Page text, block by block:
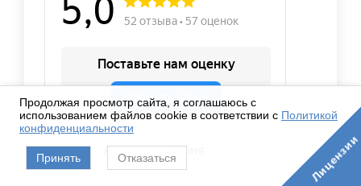
Лицензии
Продолжая просмотр сайта, я соглашаюсь с
использованием файлов cookie в соответствии с Политикой
конфиденциальности
Принять Отказаться